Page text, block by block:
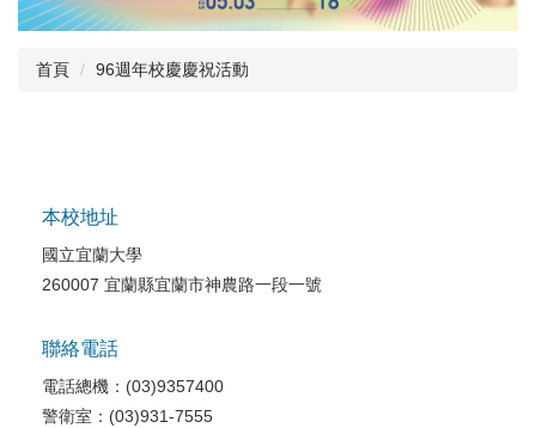
首頁 96週年校慶慶祝活動
本校地址
國立宜蘭大學
260007 宜蘭縣宜蘭市神農路一段一號
聯絡電話
電話總機：(03)9357400
警衛室：(03)931-7555